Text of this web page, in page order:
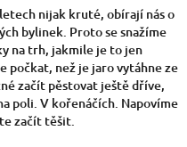
nijak kruté, obírají nás o
bylinek. Proto se snažíme
na trh, jakmile je to jen
počkat, než je jaro vytáhne ze
začít pěstovat ještě dříve,
poli. V kořenáčích. Napovíme
začít těšit.